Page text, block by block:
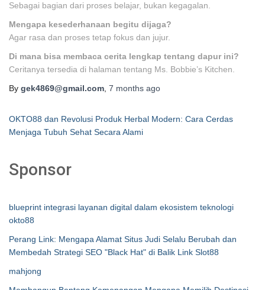
Sebagai bagian dari proses belajar, bukan kegagalan.
Mengapa kesederhanaan begitu dijaga?
Agar rasa dan proses tetap fokus dan jujur.
Di mana bisa membaca cerita lengkap tentang dapur ini?
Ceritanya tersedia di halaman tentang Ms. Bobbie’s Kitchen.
By gek4869@gmail.com 7 months ago
OKTO88 dan Revolusi Produk Herbal Modern: Cara Cerdas
Menjaga Tubuh Sehat Secara Alami
Sponsor
blueprint integrasi layanan digital dalam ekosistem teknologi
okto88
Perang Link: Mengapa Alamat Situs Judi Selalu Berubah dan
Membedah Strategi SEO "Black Hat" di Balik Link Slot88
mahjong